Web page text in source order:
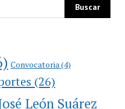
Convocatoria (4)
(26)
León Suárez